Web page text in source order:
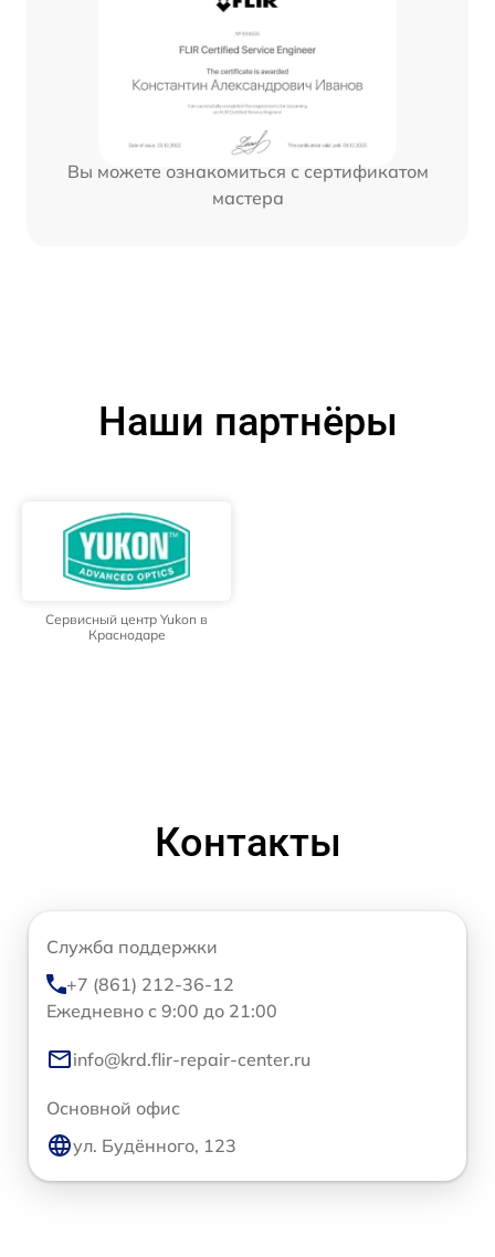
Вы можете ознакомиться с сертификатом
мастера
Наши партнёры
Сервисный центр Yukon в
Краснодаре
Контакты
Служба поддержки
+7 (861) 212-36-12
Ежедневно с 9:00 до 21:00
info@krd.flir-repair-center.ru
Основной офис
ул. Будённого, 123